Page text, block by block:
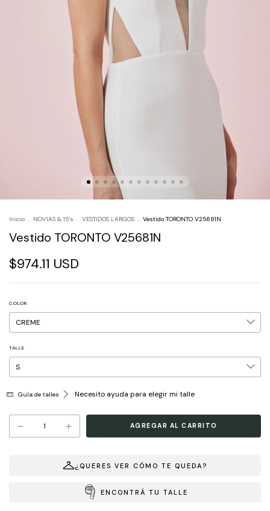
Inicio . NOVIAS & 15's . VESTIDOS LARGOS . Vestido TORONTO V25681N
Vestido TORONTO V25681N
$974.11 USD
COLOR
TALLE
Guía de talles Necesito ayuda para elegir mi talle
¿QUERES VER CÓMO TE QUEDA?
ENCONTRÁ TU TALLE